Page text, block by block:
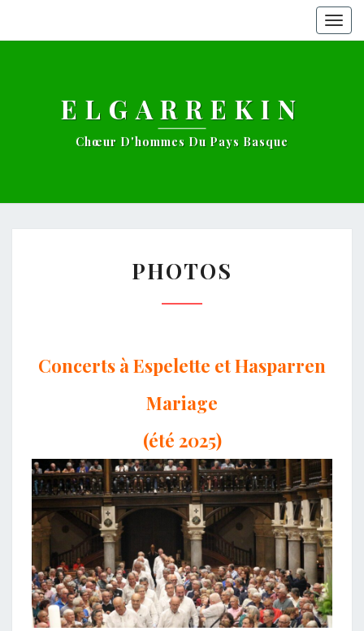
ELGARREKIN
Chœur D'hommes Du Pays Basque
PHOTOS
Concerts à Espelette et Hasparren
Mariage
(été 2025)